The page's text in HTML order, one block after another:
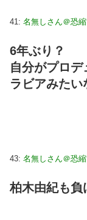
41: 名無しさん＠恐
6年ぶり？
自分がプロ
ラビアみたい
43: 名無しさん＠恐
柏木由紀も負